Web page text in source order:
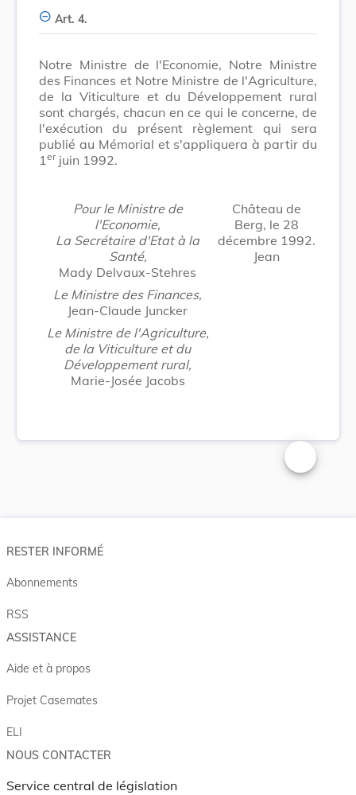
Art. 4.
Notre Ministre de l'Economie, Notre Ministre
des Finances et Notre Ministre de l'Agriculture,
de la Viticulture et du Développement rural
sont chargés, chacun en ce qui le concerne, de
l'exécution du présent règlement qui sera
publié au Mémorial et s'appliquera à partir du
1 erjuin 1992.
Pour le Ministre de
l'Economie,
La Secrétaire d'Etat à la
Santé,
Mady Delvaux-Stehres
Le Ministre des Finances,
Jean-Claude Juncker
Le Ministre de l'Agriculture,
de la Viticulture et du
Développement rural,
Marie-Josée Jacobs
Château de
Berg, le 28
décembre 1992.
Jean
Changer la
RESTER INFORMÉ
Abonnements
RSS
ASSISTANCE
Aide et à propos
Projet Casemates
ELI
NOUS CONTACTER
Service central de législation